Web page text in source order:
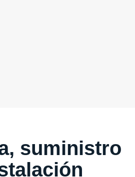
suministro